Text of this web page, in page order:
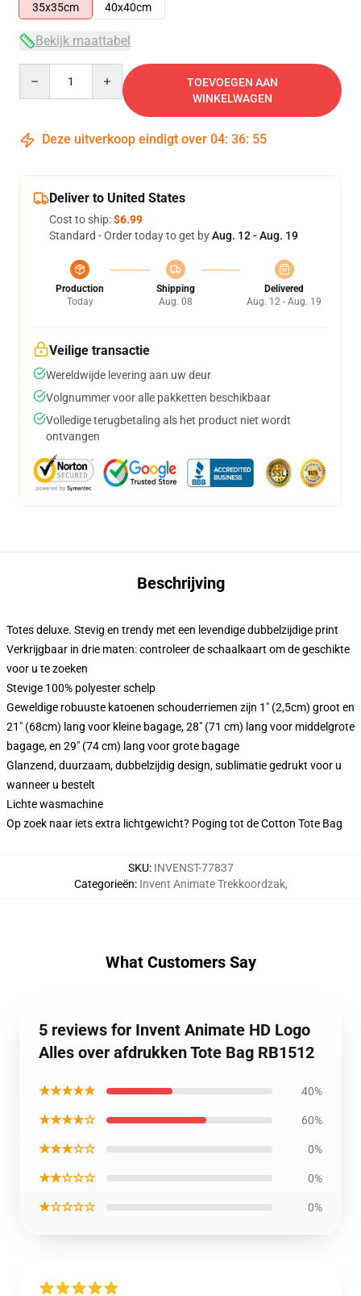
35x35cm
40x40cm
Bekijk maattabel
TOEVOEGEN AAN
WINKELWAGEN
Deze uitverkoop eindigt over 04: 36: 54
Deliver to United States
Cost to ship:$6.99
Standard - Order today to get byAug. 12 - Aug. 19
Production
Today
Shipping
Aug. 08
Delivered
Aug. 12 - Aug. 19
Veilige transactie
Wereldwijde levering aan uw deur
Volgnummer voor alle pakketten beschikbaar
Volledige terugbetaling als het product niet wordt
ontvangen
Beschrijving
Totes deluxe. Stevig en trendy met een levendige dubbelzijdige print
Verkrijgbaar in drie maten: controleer de schaalkaart om de geschikte
voor u te zoeken
Stevige 100% polyester schelp
Geweldige robuuste katoenen schouderriemen zijn 1" (2,5cm) groot en
21" (68cm) lang voor kleine bagage, 28" (71 cm) lang voor middelgrote
bagage, en 29" (74 cm) lang voor grote bagage
Glanzend, duurzaam, dubbelzijdig design, sublimatie gedrukt voor u
wanneer u bestelt
Lichte wasmachine
Op zoek naar iets extra lichtgewicht? Poging tot de Cotton Tote Bag
SKU: INVENST-77837
Categorieën: Invent Animate Trekkoordzak,
What Customers Say
5 reviews for Invent Animate HD Logo
Alles over afdrukken Tote Bag RB1512
★★★★★ 40%
★★★★☆ 60%
★★★☆☆ 0%
★★☆☆☆ 0%
★☆☆☆☆ 0%